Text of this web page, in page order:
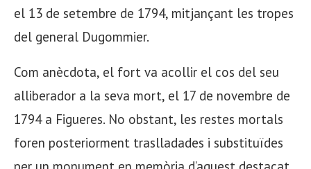
el 13 de setembre de 1794, mitjançant les tropes
del general Dugommier.
Com anècdota, el fort va acollir el cos del seu
alliberador a la seva mort, el 17 de novembre de
1794 a Figueres. No obstant, les restes mortals
foren posteriorment traslladades i substituïdes